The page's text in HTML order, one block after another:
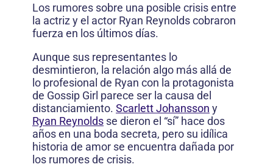
Los rumores sobre una posible crisis entre
la actriz y el actor Ryan Reynolds cobraron
fuerza en los últimos días.
Aunque sus representantes lo
desmintieron, la relación algo más allá de
lo profesional de Ryan con la protagonista
de Gossip Girl parece ser la causa del
distanciamiento. Scarlett Johansson y
Ryan Reynolds se dieron el “sí” hace dos
años en una boda secreta, pero su idílica
historia de amor se encuentra dañada por
los rumores de crisis.